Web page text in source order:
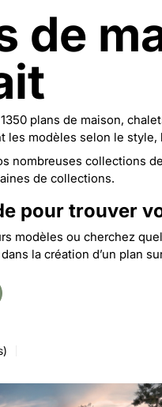
de
plans de maison,
les modèles selon le
nombreuses collections de
de collections.
pour trouver
modèles ou cherchez
la création d’un plan